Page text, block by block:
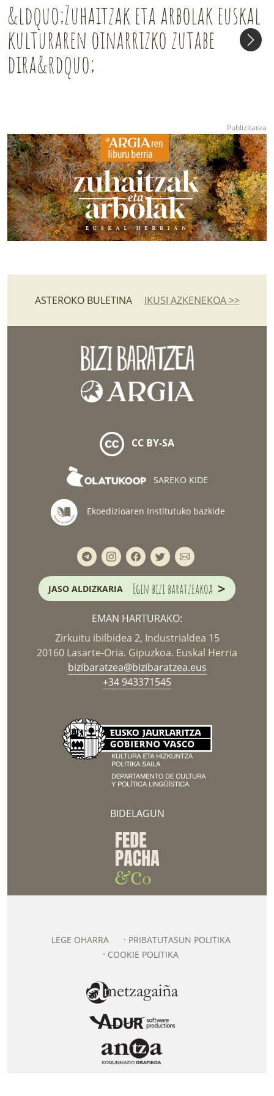
&ldquo;Zuhaitzak eta arbolak euskal
kulturaren oinarrizko zutabe
dira&rdquo;
ASTEROKO BULETINA IKUSI AZKENEKOA >>
CC BY-SA
SAREKO KIDE
Ekoedizioaren Institutuko bazkide
JASO ALDIZKARIA Egin bizi baratzeakoa >
EMAN HARTURAKO:
Zirkuitu ibilbidea 2, Industrialdea 15
20160 Lasarte-Oria. Gipuzkoa. Euskal Herria
bizibaratzea@bizibaratzea.eus
+34 943371545
BIDELAGUN
LEGE OHARRA
PRIBATUTASUN POLITIKA
COOKIE POLITIKA